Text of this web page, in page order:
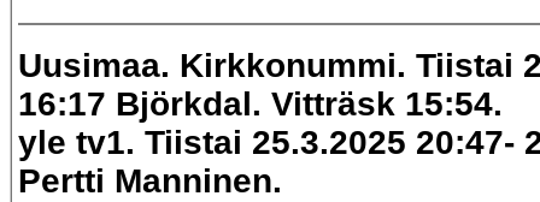
Uusimaa. Kirkkonummi. Tiistai
16:17 Björkdal. Vitträsk 15:54.
yle tv1. Tiistai 25.3.2025 20:47-
Pertti Manninen.